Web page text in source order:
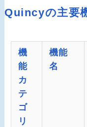
Quincyの主要
機
能
カ
テ
ゴ
リ
機能
名